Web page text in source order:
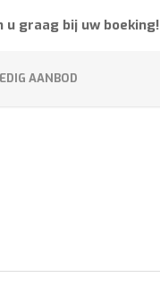
u graag bij uw boeking!
AANBOD